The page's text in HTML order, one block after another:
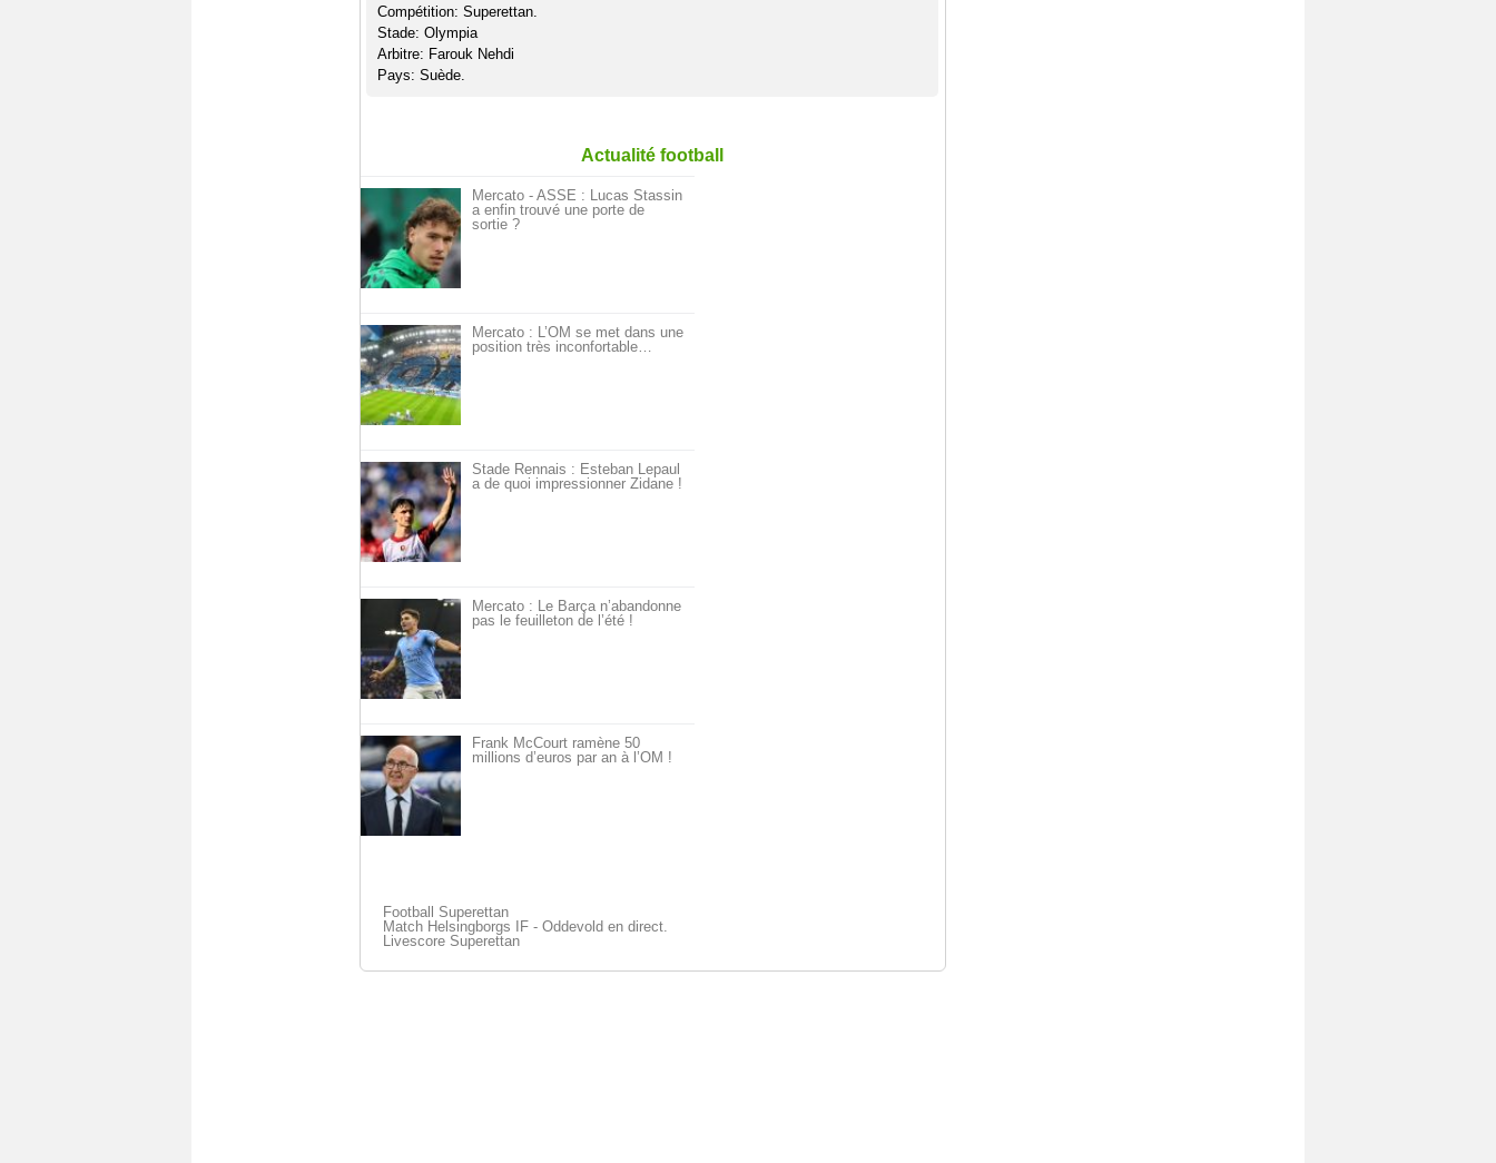
Compétition: Superettan.
Stade: Olympia
Arbitre: Farouk Nehdi
Pays: Suède.
Actualité football
Mercato - ASSE : Lucas Stassin
a enfin trouvé une porte de
sortie ?
Mercato : L’OM se met dans une
position très inconfortable…
Stade Rennais : Esteban Lepaul
a de quoi impressionner Zidane !
Mercato : Le Barça n’abandonne
pas le feuilleton de l’été !
Frank McCourt ramène 50
millions d’euros par an à l’OM !
Football Superettan
Match Helsingborgs IF - Oddevold en direct.
Livescore Superettan